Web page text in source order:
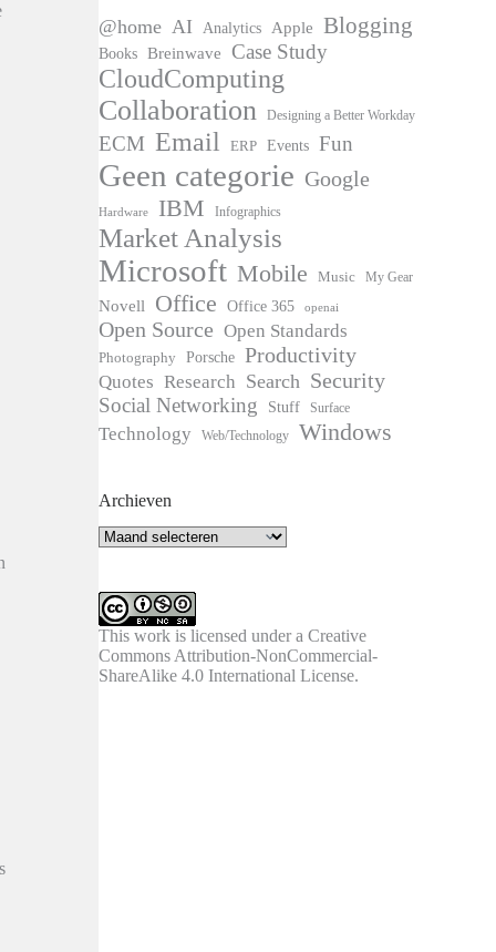
@home AI Analytics Apple Blogging
Books Breinwave Case Study
CloudComputing
Collaboration Designing a Better Workday
ECM Email ERP Events Fun
Geen categorie Google
Hardware IBM Infographics
Market Analysis
Microsoft Mobile Music My Gear
Novell Office Office 365 openai
Open Source Open Standards
Photography Porsche Productivity
Quotes Research Search Security
Social Networking Stuff Surface
Technology Web/Technology Windows
Archieven
Archieven
This work is licensed under aCreative
Commons Attribution-NonCommercial-
ShareAlike 4.0 International License.